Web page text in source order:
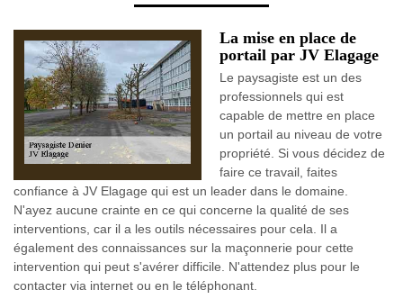
La mise en place de
portail par JV Elagage
Le paysagiste est un des
professionnels qui est
capable de mettre en place
un portail au niveau de votre
propriété. Si vous décidez de
faire ce travail, faites
confiance à JV Elagage qui est un leader dans le domaine.
N'ayez aucune crainte en ce qui concerne la qualité de ses
interventions, car il a les outils nécessaires pour cela. Il a
également des connaissances sur la maçonnerie pour cette
intervention qui peut s'avérer difficile. N'attendez plus pour le
contacter via internet ou en le téléphonant.